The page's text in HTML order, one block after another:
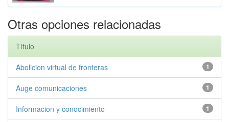
Otras opciones relacionadas
Título
1
Abolicion virtual de fronteras
1
Auge comunicaciones
1
Informacion y conocimiento